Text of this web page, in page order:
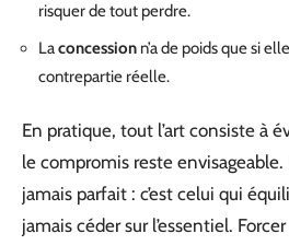
risquer de tout perdre.
Laconcession n’a de poids que si
contrepartie réelle.
En pratique, tout l’art consiste à
le compromis reste envisageable.
jamais parfait : c’est celui qui
jamais céder sur l’essentiel.